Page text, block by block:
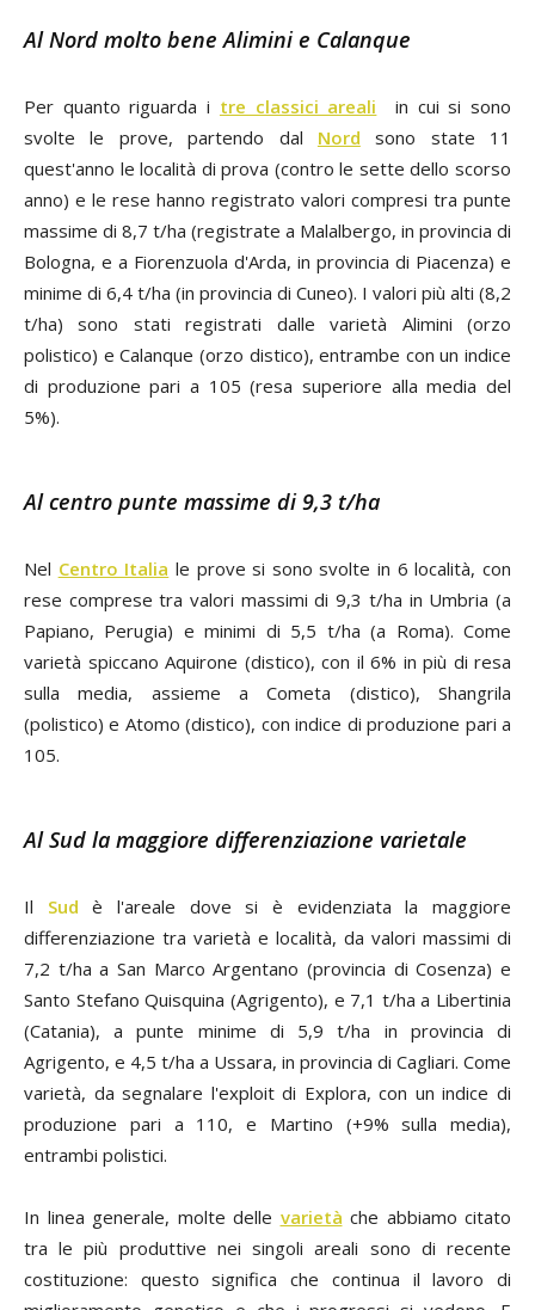
Al Nord molto bene Alimini e Calanque
Per quanto riguarda i tre classici areali
in cui si sono
svolte le prove, partendo dal Nord sono state 11
quest'anno le località di prova (contro le sette dello scorso
anno) e le rese hanno registrato valori compresi tra punte
massime di 8,7 t/ha (registrate a Malalbergo, in provincia di
Bologna, e a Fiorenzuola d'Arda, in provincia di Piacenza) e
minime di 6,4 t/ha (in provincia di Cuneo). I valori più alti (8,2
t/ha) sono stati registrati dalle varietà Alimini (orzo
polistico) e Calanque (orzo distico), entrambe con un indice
di produzione pari a 105 (resa superiore alla media del
5%).
Al centro punte massime di 9,3 t/ha
Nel Centro Italia le prove si sono svolte in 6 località, con
rese comprese tra valori massimi di 9,3 t/ha in Umbria (a
Papiano, Perugia) e minimi di 5,5 t/ha (a Roma). Come
varietà spiccano Aquirone (distico), con il 6% in più di resa
sulla media, assieme a Cometa (distico), Shangrila
(polistico) e Atomo (distico), con indice di produzione pari a
105.
Al Sud la maggiore differenziazione varietale
Il Sud è l'areale dove si è evidenziata la maggiore
differenziazione tra varietà e località, da valori massimi di
7,2 t/ha a San Marco Argentano (provincia di Cosenza) e
Santo Stefano Quisquina (Agrigento), e 7,1 t/ha a Libertinia
(Catania), a punte minime di 5,9 t/ha in provincia di
Agrigento, e 4,5 t/ha a Ussara, in provincia di Cagliari. Come
varietà, da segnalare l'exploit di Explora, con un indice di
produzione pari a 110, e Martino (+9% sulla media),
entrambi polistici.
In linea generale, molte delle varietà che abbiamo citato
tra le più produttive nei singoli areali sono di recente
costituzione: questo significa che continua il lavoro di